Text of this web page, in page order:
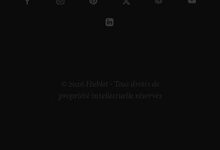
© 2026 Hublot - Tous droits de
propriété intellectuelle réservés